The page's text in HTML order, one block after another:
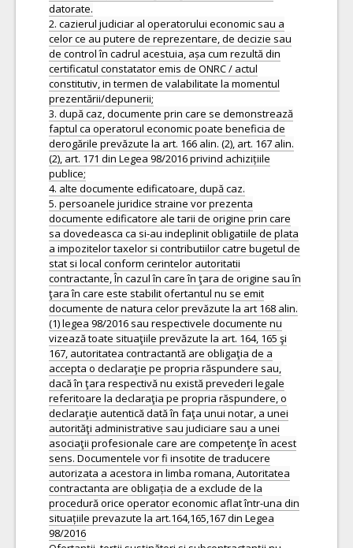
datorate.
2. cazierul judiciar al operatorului economic sau a
celor ce au putere de reprezentare, de decizie sau
de control în cadrul acestuia, așa cum rezultă din
certificatul constatator emis de ONRC / actul
constitutiv, in termen de valabilitate la momentul
prezentării/depunerii;
3. după caz, documente prin care se demonstrează
faptul ca operatorul economic poate beneficia de
derogările prevăzute la art. 166 alin. (2), art. 167 alin.
(2), art. 171 din Legea 98/2016 privind achizițiile
publice;
4. alte documente edificatoare, după caz.
5. persoanele juridice straine vor prezenta
documente edificatore ale tarii de origine prin care
sa dovedeasca ca si-au indeplinit obligatiile de plata
a impozitelor taxelor si contributiilor catre bugetul de
stat si local conform cerintelor autoritatii
contractante, În cazul în care în ţara de origine sau în
ţara în care este stabilit ofertantul nu se emit
documente de natura celor prevăzute la art 168 alin.
(1) legea 98/2016 sau respectivele documente nu
vizează toate situaţiile prevăzute la art. 164, 165 şi
167, autoritatea contractantă are obligaţia de a
accepta o declaraţie pe propria răspundere sau,
dacă în ţara respectivă nu există prevederi legale
referitoare la declaraţia pe propria răspundere, o
declaraţie autentică dată în faţa unui notar, a unei
autorităţi administrative sau judiciare sau a unei
asociaţii profesionale care are competenţe în acest
sens. Documentele vor fi insotite de traducere
autorizata a acestora in limba romana, Autoritatea
contractanta are obligația de a exclude de la
procedură orice operator economic aflat într-una din
situațiile prevazute la art.164,165,167 din Legea
98/2016